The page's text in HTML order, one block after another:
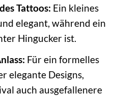
Tattoos: Ein kleines
elegant, während ein
Hingucker ist.
Für ein formelles
elegante Designs,
auch ausgefallenere